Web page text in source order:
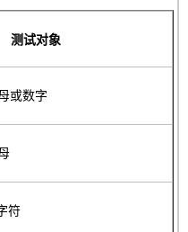
测试对象
或数字
符